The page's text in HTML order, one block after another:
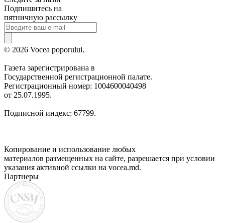
Подпишитесь на
пятничную рассылку
© 2026 Vocea poporului.
Газета зарегистрирована в
Государственной регистрационной палате.
Регистрационный номер: 1004600040498
от 25.07.1995.
Подписной индекс: 67799.
Копирование и использование любых
материалов размещенных на сайте, разрешается при условии
указания активной ссылки на vocea.md.
Партнеры